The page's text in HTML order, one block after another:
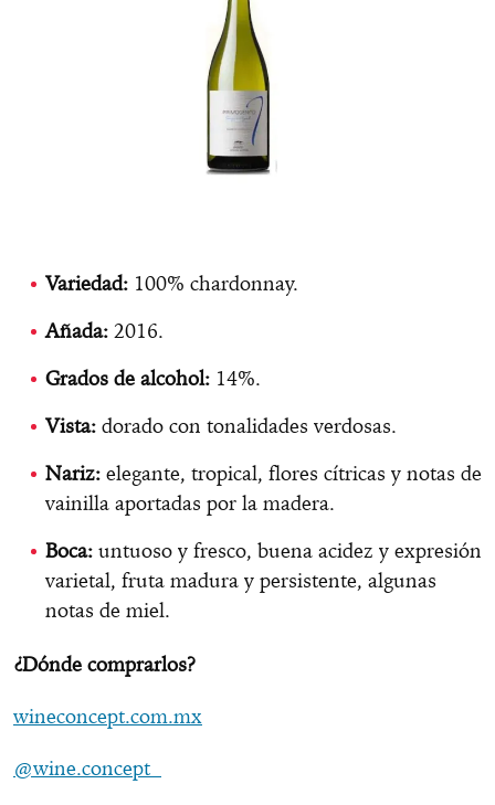
Variedad: 100% chardonnay.
Añada: 2016.
Grados de alcohol: 14%.
Vista: dorado con tonalidades verdosas.
Nariz: elegante, tropical, flores cítricas y notas de
vainilla aportadas por la madera.
Boca: untuoso y fresco, buena acidez y expresión
varietal, fruta madura y persistente, algunas
notas de miel.
¿Dónde comprarlos?
wineconcept.com.mx
@wine.concept